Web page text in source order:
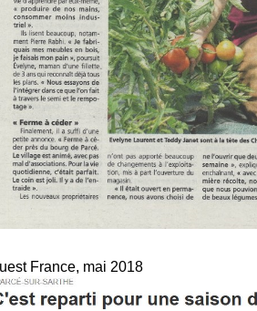
France, mai 2018